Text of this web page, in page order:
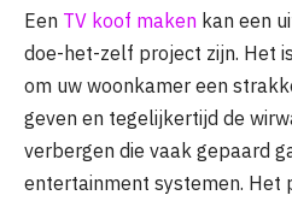
Een TV koof maken kan een
doe-het-zelf project zijn. Het
om uw woonkamer een
geven en tegelijkertijd de
verbergen die vaak gepaard
entertainment systemen. Het